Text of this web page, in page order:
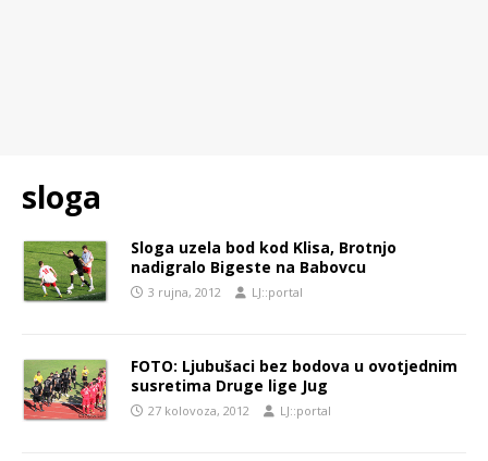
sloga
Sloga uzela bod kod Klisa, Brotnjo
nadigralo Bigeste na Babovcu
3 rujna, 2012 LJ::portal
FOTO: Ljubušaci bez bodova u ovotjednim
susretima Druge lige Jug
27 kolovoza, 2012 LJ::portal